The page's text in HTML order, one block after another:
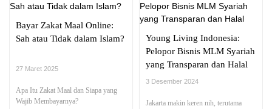
Bayar Zakat Maal Online:
Sah atau Tidak dalam Islam?
27 Maret 2025
Apa Itu Zakat Maal dan Siapa yang
Wajib Membayarnya?
Young Living Indonesia:
Pelopor Bisnis MLM Syariah
yang Transparan dan Halal
3 Desember 2024
Jakarta makin keren nih, terutama